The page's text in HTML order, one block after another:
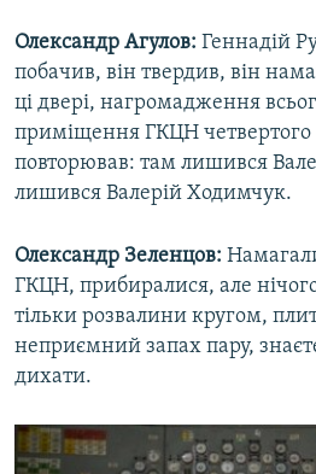
Олександр Агулов: Геннадій
побачив, він твердив, він
ці двері, нагромадження
приміщення ГКЦН четвертого
повторював: там лишився
лишився Валерій Ходимчук.
Олександр Зеленцов:
ГКЦН, прибиралися, але
тільки розвалини кругом,
неприємний запах пару,
дихати.